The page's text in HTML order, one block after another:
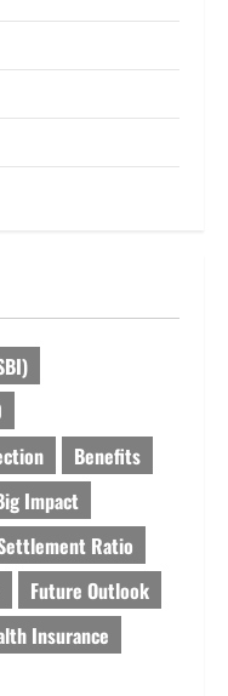
Benefits
Impact
Ratio
Future Outlook
Insurance